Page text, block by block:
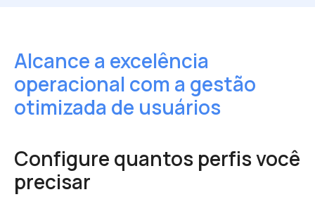
Alcance a excelência
operacional com a gestão
otimizada de usuários
Configure quantos perfis você
precisar